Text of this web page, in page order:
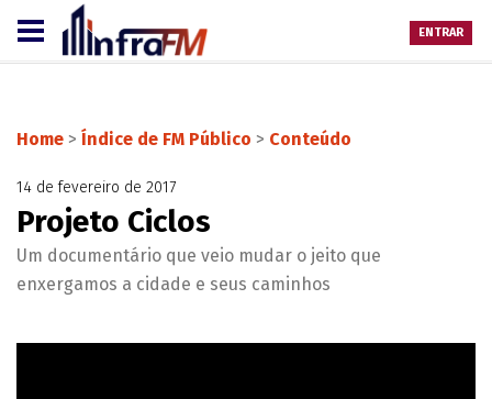
ENTRAR
Home > Índice de FM Público > Conteúdo
14 de fevereiro de 2017
Projeto Ciclos
Um documentário que veio mudar o jeito que
enxergamos a cidade e seus caminhos